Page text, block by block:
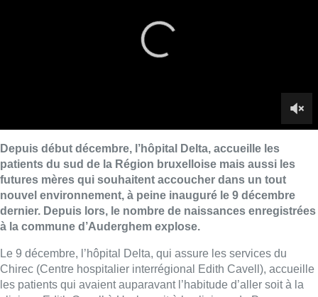
dernier. Depuis lors, le nombre de naissances enregistrées
à la commune d’Auderghem explose.
les patients qui avaient auparavant l’habitude d’aller soit à la
d’Auderghem a installé au sein même de l’établissement
hospitalier une permanence afin d’enregistrer les actes de
naissance et de décès, directement depuis l’hôpital.
Et ce guichet est bien actif depuis l’arrivée de l’hôpital : alors
que les services de l’État civil d’Auderghem enregistraient
seulement deux naissances en 2017, jusqu’au 8 décembre, ce
nombre est désormais de 535 depuis le 9 décembre jusqu’à ce
lundi 12 février. Le service attend même jusqu’à 3000
naissances par année sur ce site Delta.